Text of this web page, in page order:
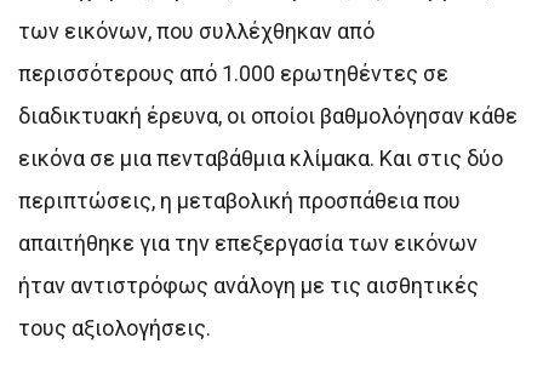
των εικόνων, που συλλέχθηκαν από
περισσότερους από 1.000 ερωτηθέντες σε
διαδικτυακή έρευνα, οι οποίοι βαθμολόγησαν κάθε
εικόνα σε μια πενταβάθμια κλίμακα. Και στις δύο
περιπτώσεις, η μεταβολική προσπάθεια που
απαιτήθηκε για την επεξεργασία των εικόνων
ήταν αντιστρόφως ανάλογη με τις αισθητικές
τους αξιολογήσεις.